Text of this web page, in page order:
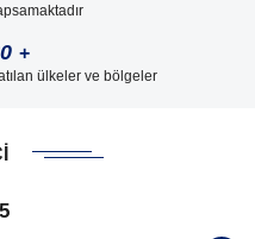
+
ülkeler ve bölgeler